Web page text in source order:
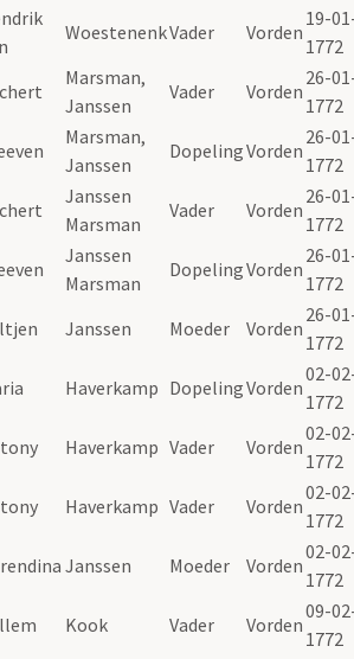
WoestenenkVader Vorden
19-
1772
Marsman,
Janssen
Vader Vorden
26-
1772
Marsman,
Janssen
DopelingVorden
26-
1772
Janssen
Marsman
Vader Vorden
26-
1772
Janssen
Marsman
DopelingVorden
26-
1772
Janssen Moeder Vorden
26-
1772
Haverkamp DopelingVorden
02-
1772
Haverkamp Vader Vorden
02-
1772
Haverkamp Vader Vorden
02-
1772
Janssen Moeder Vorden
02-
1772
Kook Vader Vorden
09-
1772